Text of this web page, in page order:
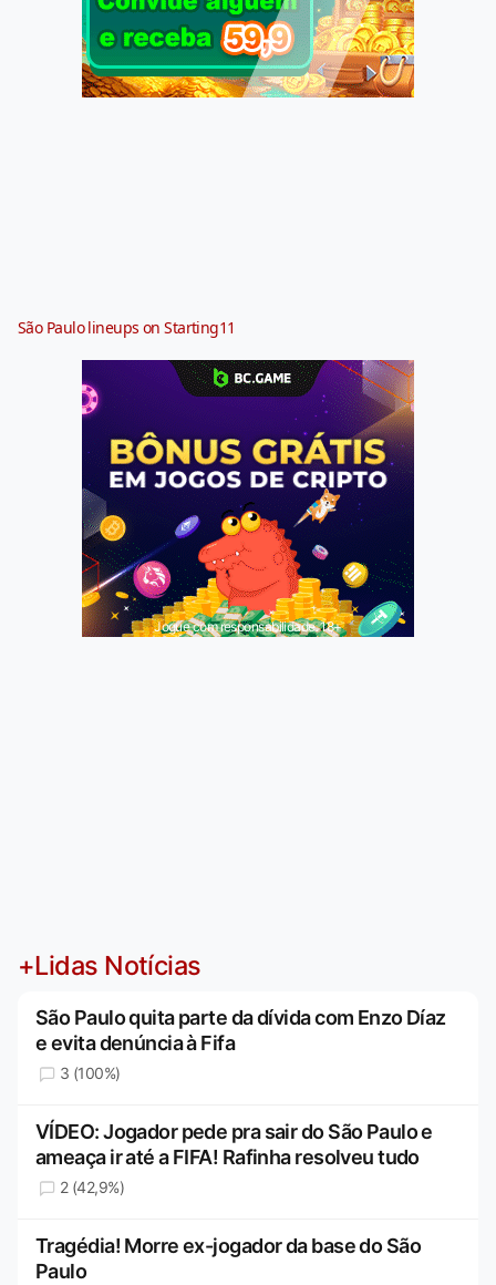
São Paulo lineups on Starting11
Jogue com responsabilidade. 18+
+Lidas Notícias
São Paulo quita parte da dívida com Enzo Díaz
e evita denúncia à Fifa
3 (100%)
VÍDEO: Jogador pede pra sair do São Paulo e
ameaça ir até a FIFA! Rafinha resolveu tudo
2 (42,9%)
Tragédia! Morre ex-jogador da base do São
Paulo